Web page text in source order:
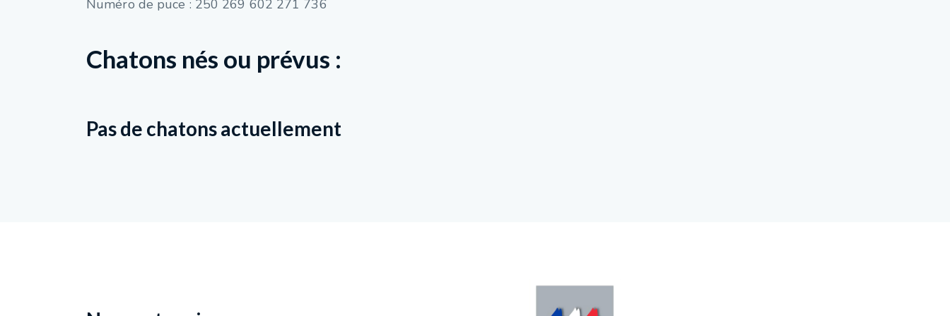
Numéro de puce : 250 269 602 271 736
Chatons nés ou prévus :
Pas de chatons actuellement